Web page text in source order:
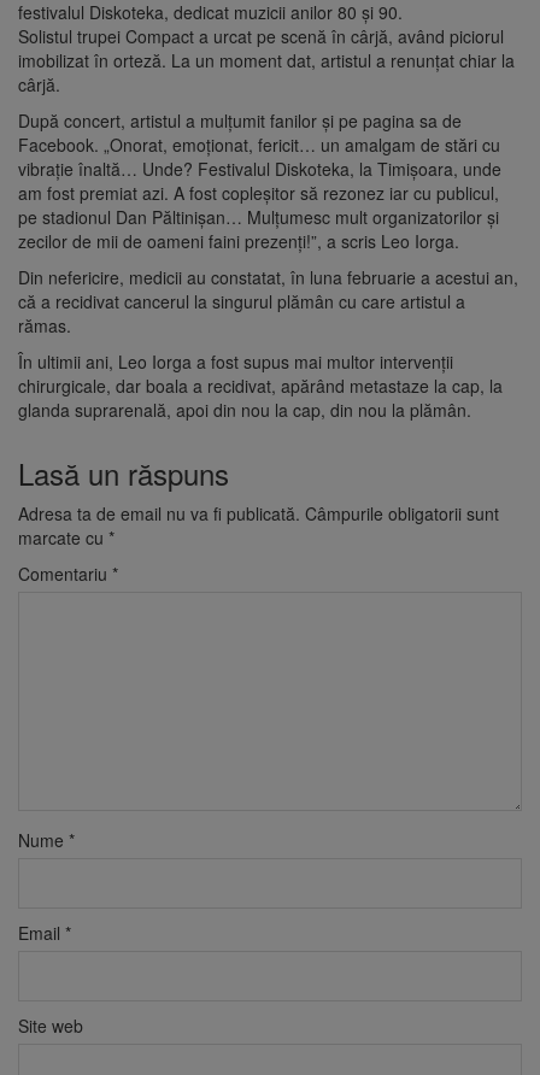
festivalul Diskoteka, dedicat muzicii anilor 80 şi 90.
Solistul trupei Compact a urcat pe scenă în cârjă, având piciorul
imobilizat în orteză. La un moment dat, artistul a renunţat chiar la
cârjă.
După concert, artistul a mulțumit fanilor și pe pagina sa de
Facebook. „Onorat, emoționat, fericit… un amalgam de stări cu
vibrație înaltă… Unde? Festivalul Diskoteka, la Timișoara, unde
am fost premiat azi. A fost copleșitor să rezonez iar cu publicul,
pe stadionul Dan Păltinișan… Mulțumesc mult organizatorilor și
zecilor de mii de oameni faini prezenți!”, a scris Leo Iorga.
Din nefericire, medicii au constatat, în luna februarie a acestui an,
că a recidivat cancerul la singurul plămân cu care artistul a
rămas.
În ultimii ani, Leo Iorga a fost supus mai multor intervenții
chirurgicale, dar boala a recidivat, apărând metastaze la cap, la
glanda suprarenală, apoi din nou la cap, din nou la plămân.
Lasă un răspuns
Adresa ta de email nu va fi publicată. Câmpurile obligatorii sunt
marcate cu *
Comentariu *
Nume *
Email *
Site web